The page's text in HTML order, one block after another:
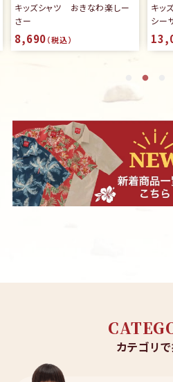
キッズシャツ ニライカナイハイ
ビー
11,440（税込）
キッ
グシ
カテゴリ